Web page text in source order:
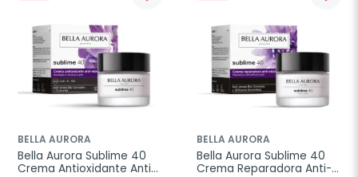
BELLA AURORA
Bella Aurora Sublime 40
Crema Antioxidante Anti-
BELLA AURORA
Bella Aurora Sublime 40
Crema Reparadora Anti-